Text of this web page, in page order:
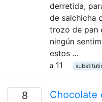
derretida,
de salchicha
trozo de pan
ningún
estos …
11
8
Chocolate